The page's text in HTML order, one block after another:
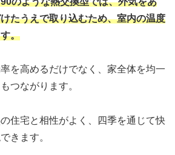
たうえで取り込むため、室内の温度
。
を高めるだけでなく、家全体を均一
つながります。
住宅と相性がよく、四季を通じて快
きます。